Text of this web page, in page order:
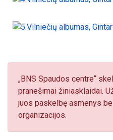
„BNS Spaudos centre“
pranešimai žiniasklaidai.
juos paskelbę asmenys
organizacijos.